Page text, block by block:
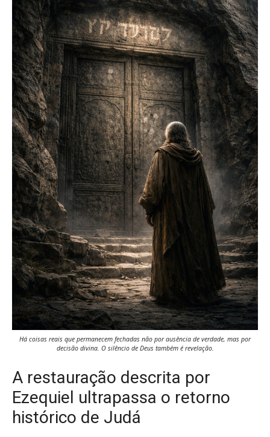
Há coisas reais que permanecem fechadas não por ausência de verdade, mas por
decisão divina. O silêncio de Deus também é revelação.
A restauração descrita por
Ezequiel ultrapassa o retorno
histórico de Judá